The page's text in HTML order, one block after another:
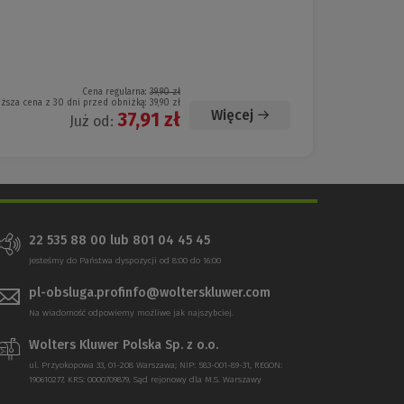
Cena regularna: 39,90 zł
cena z 30 dni przed obniżką: 39,90 zł
Już od: 37,91 zł Więcej
22 535 88 00 lub 801 04 45 45
Jesteśmy do Państwa dyspozycji od 8:00 do 16:00
pl-obsluga.profinfo@wolterskluwer.com
Na wiadomość odpowiemy możliwe jak najszybciej.
Wolters Kluwer Polska Sp. z o.o.
ul. Przyokopowa 33, 01-208 Warszawa; NIP: 583-001-89-31, REGON:
190610277, KRS: 0000709879, Sąd rejonowy dla M.S. Warszawy